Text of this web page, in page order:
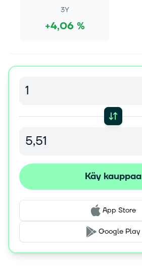
3Y
+4,06 %
Käy kauppaa
App Store
Google Play